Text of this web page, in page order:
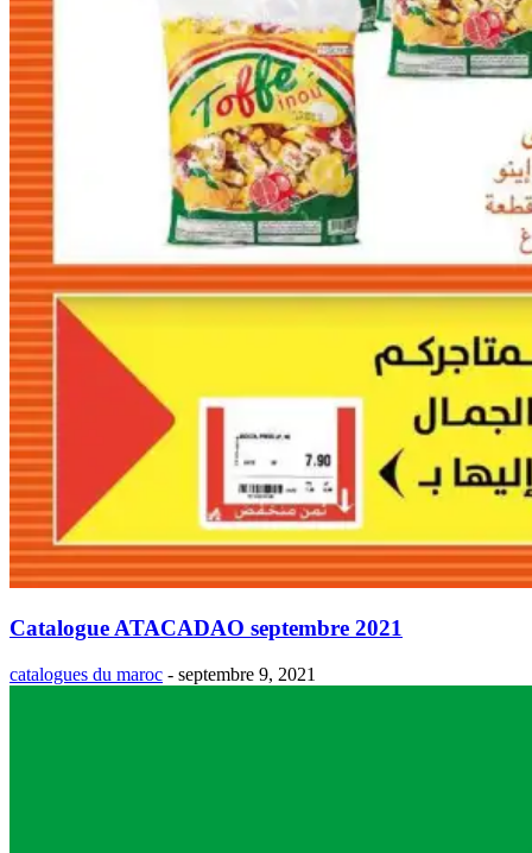
Catalogue ATACADAO septembre 2021
catalogues du maroc - septembre 9, 2021